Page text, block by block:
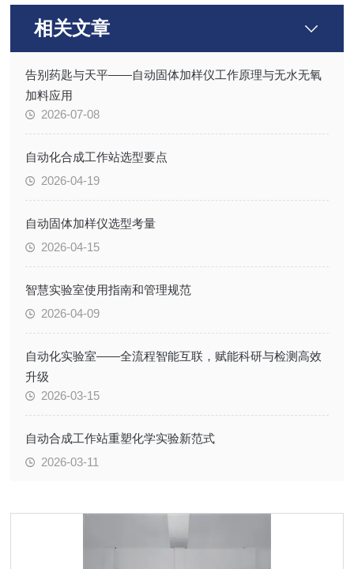
相关文章
告别药匙与天平——自动固体加样仪工作原理与无水无氧
加料应用
2026-07-08
自动化合成工作站选型要点
2026-04-19
自动固体加样仪选型考量
2026-04-15
智慧实验室使用指南和管理规范
2026-04-09
自动化实验室——全流程智能互联，赋能科研与检测高效
升级
2026-03-15
自动合成工作站重塑化学实验新范式
2026-03-11